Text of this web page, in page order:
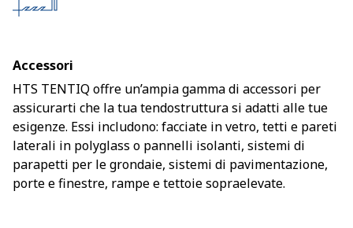
Accessori
HTS TENTIQ offre un’ampia gamma di accessori per
assicurarti che la tua tendostruttura si adatti alle tue
esigenze. Essi includono: facciate in vetro, tetti e pareti
laterali in polyglass o pannelli isolanti, sistemi di
parapetti per le grondaie, sistemi di pavimentazione,
porte e finestre, rampe e tettoie sopraelevate.